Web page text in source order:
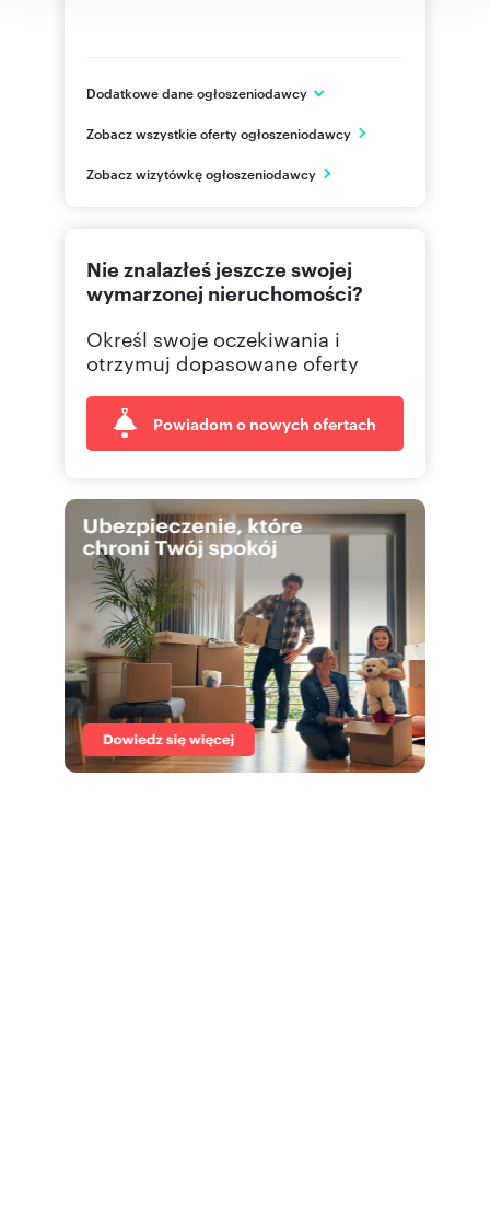
Dodatkowe dane ogłoszeniodawcy
mazowieckie
600 05 Pokaż telefon
Zobacz wszystkie oferty ogłoszeniodawcy
Zobacz wizytówkę ogłoszeniodawcy
Nie znalazłeś jeszcze swojej
wymarzonej nieruchomości?
Określ swoje oczekiwania i
otrzymuj dopasowane oferty
Powiadom o nowych ofertach